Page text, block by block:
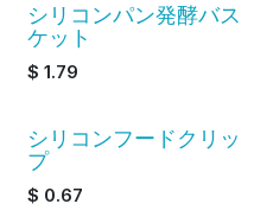
シリコンパン発酵バス
ケット
$ 1.79
シリコンフードクリッ
プ
$ 0.67